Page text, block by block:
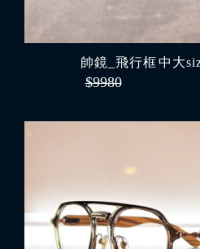
帥鏡_飛行框 中大
$9980